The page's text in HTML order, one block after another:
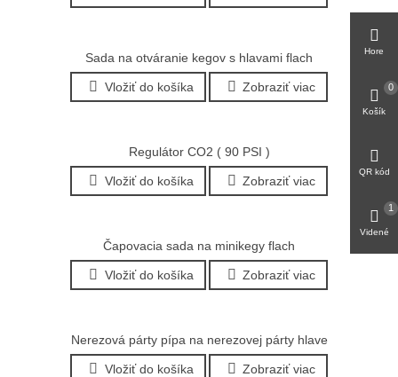
Sada na otváranie kegov s hlavami flach
Vložiť do košíka Zobraziť viac
Regulátor CO2 ( 90 PSI )
Vložiť do košíka Zobraziť viac
Čapovacia sada na minikegy flach
Vložiť do košíka Zobraziť viac
Nerezová párty pípa na nerezovej párty hlave
Vložiť do košíka Zobraziť viac
Hore
Košík
0
QR kód
Videné
1